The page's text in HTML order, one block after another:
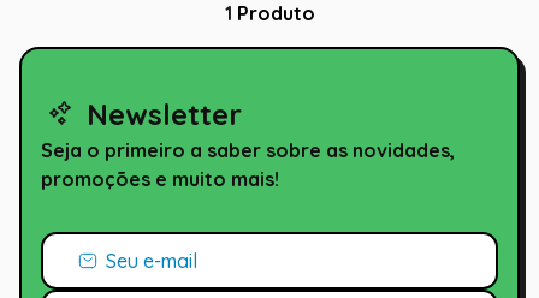
1 Produto
Newsletter
Seja o primeiro a saber sobre as novidades,
promoções e muito mais!